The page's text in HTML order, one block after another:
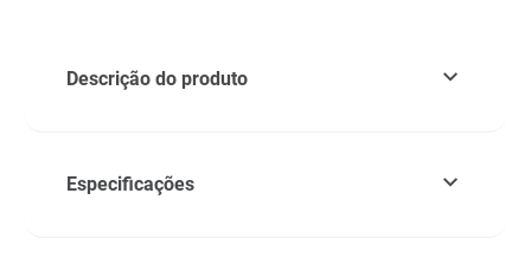
Descrição do produto
Especificações